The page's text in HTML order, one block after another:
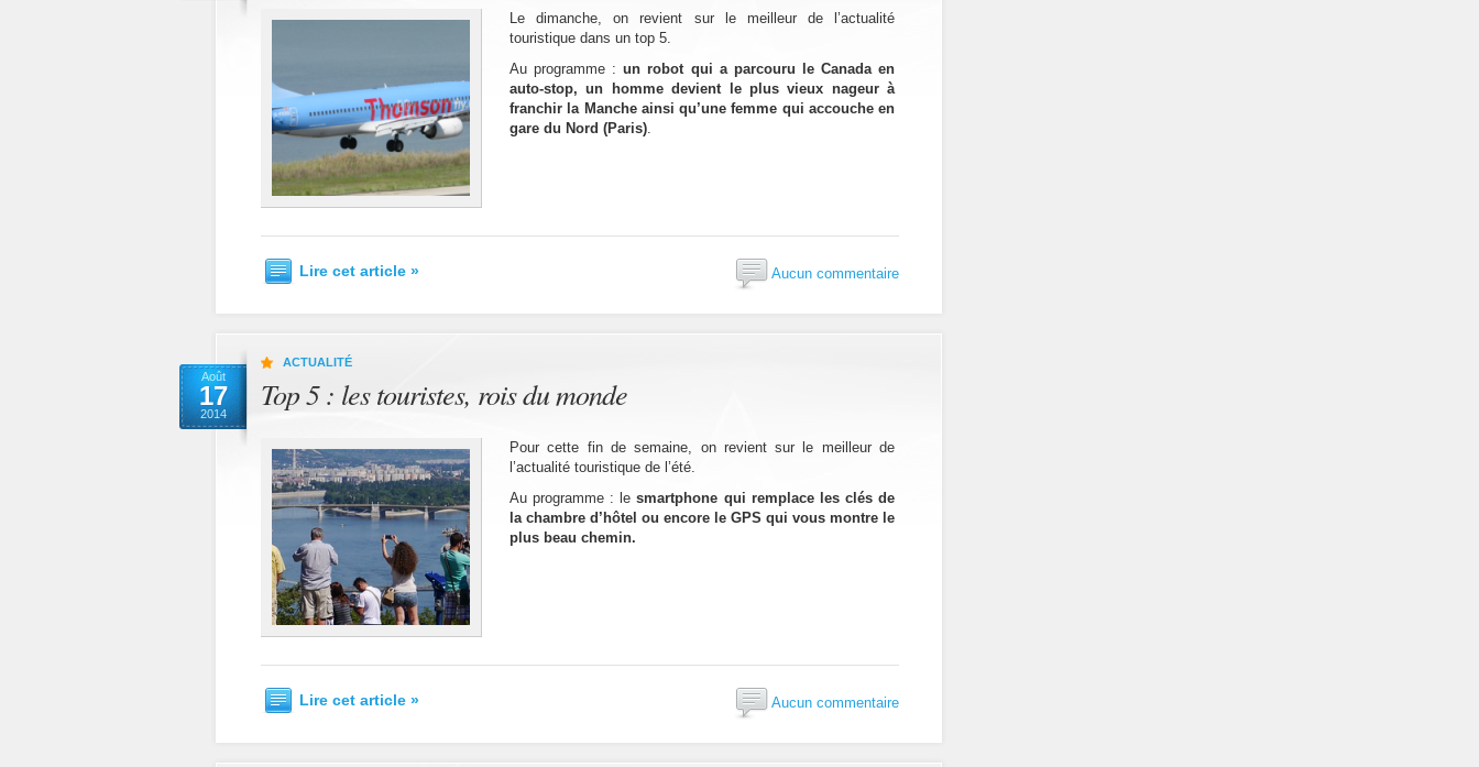
Le dimanche, on revient sur le meilleur de l’actualité
touristique dans un top 5.
Au programme :un robot qui a parcouru le Canada en
auto-stop, un homme devient le plus vieux nageur à
franchir la Manche ainsi qu’une femme qui accouche en
gare du Nord (Paris).
Lire cet article » Aucun commentaire
Août
17
2014
ACTUALITÉ
Top 5 : les touristes, rois du monde
Pour cette fin de semaine, on revient sur le meilleur de
l’actualité touristique de l’été.
Au programme : lesmartphone qui remplace les clés de
la chambre d’hôtel ou encore le GPS qui vous montre le
plus beau chemin.
Lire cet article » Aucun commentaire